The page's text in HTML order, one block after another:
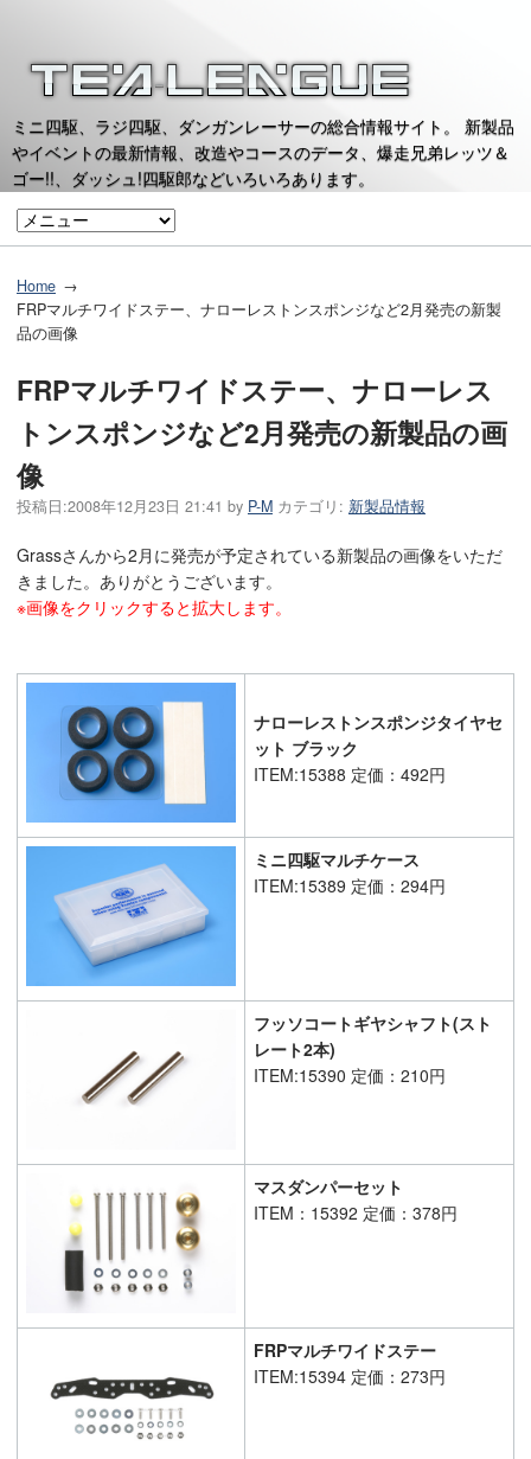
ミニ四駆、ラジ四駆、ダンガンレーサーの総合情報サイト。 新製品
やイベントの最新情報、改造やコースのデータ、爆走兄弟レッツ＆
ゴー!!、ダッシュ!四駆郎などいろいろあります。
Home
FRPマルチワイドステー、ナローレストンスポンジなど2月発売の新製
品の画像
FRPマルチワイドステー、ナローレス
トンスポンジなど2月発売の新製品の画
像
投稿日:2008年12月23日 21:41 by P-M カテゴリ: 新製品情報
Grassさんから2月に発売が予定されている新製品の画像をいただ
きました。ありがとうございます。
※画像をクリックすると拡大します。
ナローレストンスポンジタイヤセ
ット ブラック
ITEM:15388 定価：492円
ミニ四駆マルチケース
ITEM:15389 定価：294円
フッソコートギヤシャフト(スト
レート2本)
ITEM:15390 定価：210円
マスダンパーセット
ITEM：15392 定価：378円
FRPマルチワイドステー
ITEM:15394 定価：273円